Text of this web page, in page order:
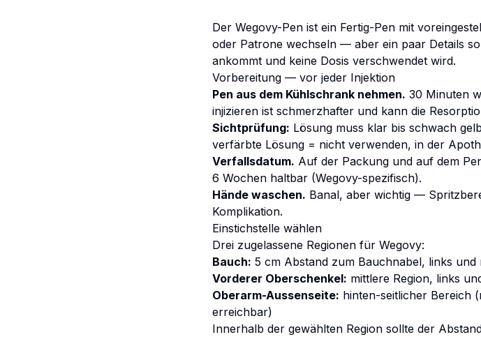
Der Wegovy-Pen ist ein Fertig-Pen mit
oder Patrone wechseln — aber ein paar Details
ankommt und keine Dosis verschwendet wird.
Vorbereitung — vor jeder Injektion
Pen aus dem Kühlschrank nehmen. 30 Minuten
injizieren ist schmerzhafter und kann die
Sichtprüfung: Lösung muss klar bis schwach
verfärbte Lösung = nicht verwenden, in der
Verfallsdatum. Auf der Packung und auf dem
6 Wochen haltbar (Wegovy-spezifisch).
Hände waschen. Banal, aber wichtig —
Komplikation.
Einstichstelle wählen
Drei zugelassene Regionen für Wegovy:
Bauch: 5 cm Abstand zum Bauchnabel, links und
Vorderer Oberschenkel: mittlere Region, links
Oberarm-Aussenseite: hinten-seitlicher Bereich
erreichbar)
Innerhalb der gewählten Region sollte der